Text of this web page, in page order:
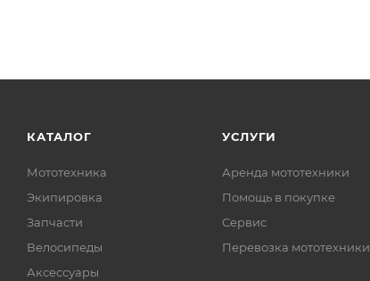
КАТАЛОГ
Мототехника
Экипировка
Запчасти
Велосипеды
Аксессуары
УСЛУГИ
Аренда мототехники
Помощь в покупке
Сервис
Перевозка мототехники